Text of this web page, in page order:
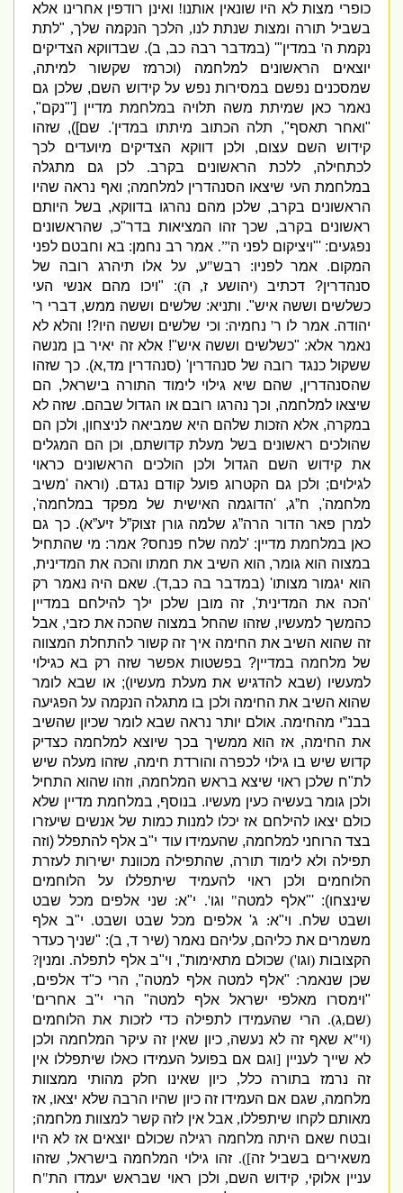
כופרי מצות לא היו שונאין אותנו! ואינן רודפין אחרינו אלא
בשביל תורה ומצות שנתת לנו, הלכך הנקמה שלך,
"לתת
נקמת ה' במדין"' (במדבר רבה כב, ב). שבדווקא הצדיקים
יוצאים הראשונים למלחמה (וכרמז שקשור למיתה,
שמסכנים נפשם במסירות נפש על קידוש השם, שלכן גם
נאמר כאן שמיתת משה תלויה במלחמת מדיין
['"נקם",
"ואחר תאסף", תלה הכתוב מיתתו במדין'. שם]), שזהו
קידוש השם עצום, ולכן דווקא הצדיקים מיועדים לכך
לכתחילה, ללכת הראשונים בקרב. לכן גם מתגלה
במלחמת העי שיצאו הסנהדרין למלחמה; ואף נראה שהיו
הראשונים בקרב, שלכן מהם נהרגו בדווקא, בשל היותם
ראשונים בקרב, שכך זהו המציאות בדר"כ, שהראשונים
נפגעים: '"ויציקום לפני ה'”. אמר רב נחמן: בא וחבטם לפני
המקום. אמר לפניו: רבש"ע, על אלו תיהרג רובה של
סנהדרין? דכתיב (יהושע ז, ה)
: "ויכו מהם אנשי העי
כשלשים וששה איש". ותניא: שלשים וששה ממש, דברי ר'
יהודה.אמר לו ר' נחמיה: וכי שלשים וששה היו?! והלא לא
נאמר אלא: "כשלשים וששה איש"! אלא זה יאיר בן מנשה
ששקול כנגד רובה של סנהדרין' (סנהדרין מד,א). כך שזהו
שהסנהדרין, שהם שיא גילוי לימוד התורה בישראל, הם
שיצאו למלחמה, וכך נהרגו רובם או הגדול שבהם. שזה לא
במקרה, אלא הזכות שלהם היא שמביאה לניצחון, ולכן הם
שהולכים ראשונים בשל מעלת קדושתם, וכן הם המגלים
את קידוש השם הגדול ולכן הולכים הראשונים כראוי
לגילוים; ולכן גם הקטרוג פועל קודם נגדם. (וראה 'משיב
מלחמה', ח”ג, 'הדוגמה האישית של מפקד במלחמה',
למרן פאר הדור הרה”ג שלמה גורן זצוק”ל זיע”א).כך גם
כאן במלחמת מדיין: 'למה שלח פנחס? אמר: מי שהתחיל
במצוה הוא גומר, הוא השיב את חמתו והכה את המדינית,
הוא יגמור מצותו' (במדבר בה כב,ד). שאם היה נאמר רק
'הכה את המדינית', זה מובן שלכן ילך להילחם במדיין
כהמשך למעשיו, שזהו שהחל במצוה שהכה את כזבי, אבל
זה שהוא השיב את החימה איך זה קשור להתחלת המצווה
של מלחמה במדיין? בפשטות אפשר שזה רק בא כגילוי
למעשיו (שבא להדגיש את מעלת מעשיו);או שבא לומר
שהוא השיב את החימה ולכן בו מתגלה הנקמה על הפגיעה
בבנ”י מהחימה. אולם יותר נראה שבא לומר שכיון שהשיב
את החימה, אז הוא ממשיך בכך שיוצא למלחמה כצדיק
קדוש שיש בו גילוי לכפרה והורדת חימה, שזהו מעלה שיש
לת"ח שלכן ראוי שיצא בראש המלחמה, וזהו שהוא התחיל
ולכן גומר בעשיה כעין מעשיו. בנוסף, במלחמת מדיין שלא
כולם יצאו להילחם אז יכלו למנות כמות של אנשים שיעזרו
בצד הרוחני למלחמה, שהעמידו עוד י"ב אלף להתפלל (וזה
תפילה ולא לימוד תורה, שהתפילה מכוונת ישירות לעזרת
הלוחמים ולכן ראוי להעמיד שיתפללו על הלוחמים
שינצחו):
'"אלף למטה" וגו'. י"א: שני אלפים מכל שבט
ושבט שלח. וי"א: ג'אלפים מכל שבט ושבט. י"ב אלף
משמרים את כליהם,עליהם נאמר(שיר ד, ב)
: "שניך כעדר
הקצובות(וגו') שכולם מתאימות", וי"ב אלף לתפלה. ומנין?
שכן שנאמר:
"אלף למטה אלף למטה", הרי כ"ד אלפים,
"וימסרו מאלפי ישראל אלף למטה" הרי י"ב אחרים'
(שם,ג). הרי שהעמידו לתפילה כדי לזכות את הלוחמים
(וי"א שאף זה לא נעשה,כיון שאין זה עיקר המלחמה ולכן
לא שייך לעניין [וגם אם בפועל העמידו כאלו שיתפללו אין
זה נרמז בתורה כלל, כיון שאינו חלק מהותי ממצוות
מלחמה, שגם אם העמידו זה כיון שהיו הרבה שלא יצאו, אז
מאותם לקחו שיתפללו,אבל אין לזה קשר למצוות מלחמה;
ובטח שאם היתה מלחמה רגילה שכולם יוצאים אז לא היו
משאירים בשביל זה]).זהו גילוי המלחמה בישראל, שזהו
עניין אלוקי, קידוש השם, ולכן ראוי שבראש יעמדו הת"ח